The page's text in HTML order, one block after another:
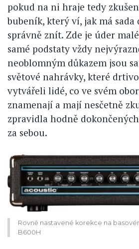
pokud na ni hraje tedy
bubeník, který ví, jak má sada
správně znít. Zde je úder
samé podstaty vždy
neoblomným důkazem jsou
světové nahrávky, které
vytvářeli lidé, co ve svém
znamenají a mají nesčetně
zpravidla hodně
za sebou.
Rovně nastavené korekce na
B600H